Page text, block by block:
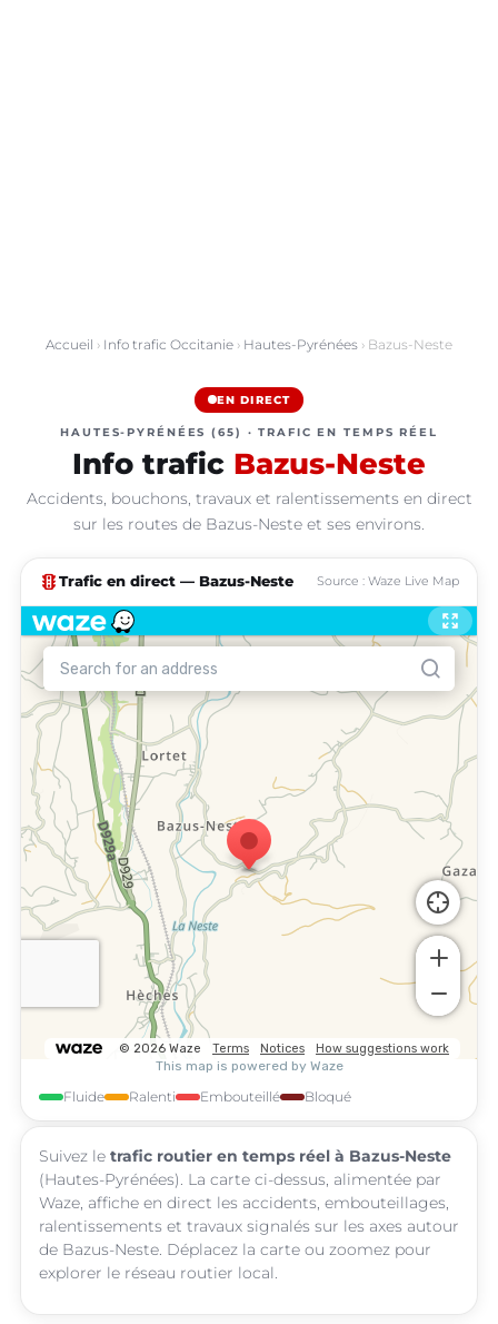
Accueil › Info trafic Occitanie › Hautes-Pyrénées › Bazus-Neste
EN DIRECT
HAUTES-PYRÉNÉES (65) · TRAFIC EN TEMPS RÉEL
Info trafic Bazus-Neste
Accidents, bouchons, travaux et ralentissements en direct
sur les routes de Bazus-Neste et ses environs.
traffic Trafic en direct — Bazus-Neste Source : Waze Live Map
Fluide Ralenti Embouteillé Bloqué
Suivez le trafic routier en temps réel à Bazus-Neste
(Hautes-Pyrénées). La carte ci-dessus, alimentée par
Waze, affiche en direct les accidents, embouteillages,
ralentissements et travaux signalés sur les axes autour
de Bazus-Neste. Déplacez la carte ou zoomez pour
explorer le réseau routier local.